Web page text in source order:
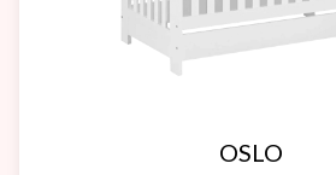
OSLO